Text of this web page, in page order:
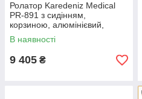
Ролатор Karedeniz Medical
PR-891 з сидінням,
корзиною, алюмінієвий,
складний, з гальмами
В наявності
9 405 ₴